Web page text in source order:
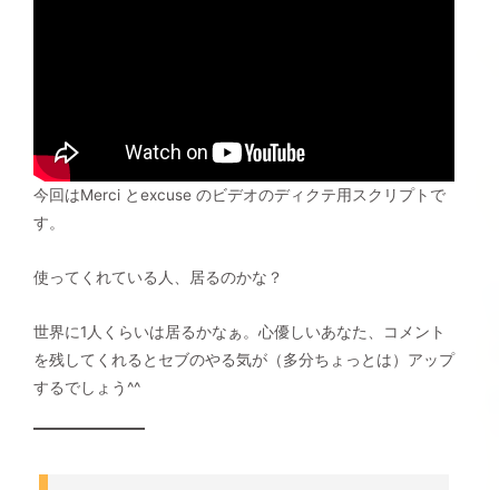
今回はMerci とexcuse のビデオのディクテ用スクリプトで
す。
使ってくれている人、居るのかな？
世界に1人くらいは居るかなぁ。心優しいあなた、コメント
を残してくれるとセブのやる気が（多分ちょっとは）アップ
するでしょう^^